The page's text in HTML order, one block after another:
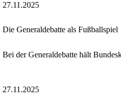
27.11.2025
Die Generaldebatte als Fußballspiel
Bei der Generaldebatte hält
27.11.2025